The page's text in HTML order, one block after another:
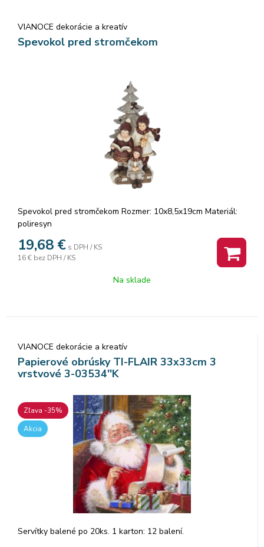
VIANOCE dekorácie a kreatív
Spevokol pred stromčekom
Spevokol pred stromčekom Rozmer: 10x8,5x19cm Materiál:
poliresyn
19,68 € s DPH / KS
16 € bez DPH / KS
Na sklade
VIANOCE dekorácie a kreatív
Papierové obrúsky TI-FLAIR 33x33cm 3
vrstvové 3-03534''K
Zľava -35%
Akcia
Servítky balené po 20ks. 1 karton: 12 balení.